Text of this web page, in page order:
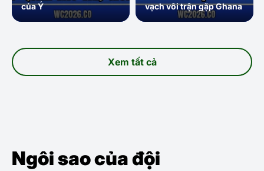
Xem tất cả
của Ý
vạch vôi trận gặp Ghana
Ngôi sao của đội